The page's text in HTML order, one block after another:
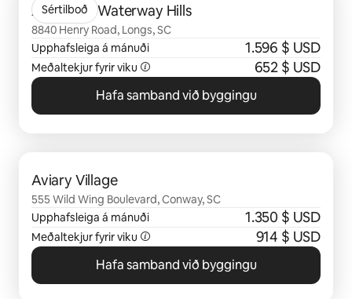
Sértilboð
Abrazo at Waterway Hills
8840 Henry Road, Longs, SC
Upphafsleiga á mánuði
1.596 $ USD
Meðaltekjur fyrir viku 652 $ USD
Hafa samband við byggingu
Aviary Village
555 Wild Wing Boulevard, Conway, SC
Upphafsleiga á mánuði
1.350 $ USD
Meðaltekjur fyrir viku 914 $ USD
Hafa samband við byggingu